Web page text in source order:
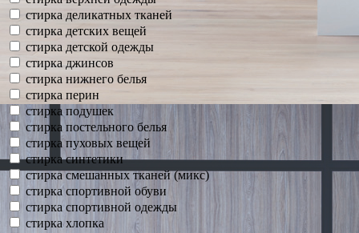
стирка деликатных тканей
стирка детских вещей
стирка детской одежды
стирка джинсов
стирка нижнего белья
стирка перин
стирка подушек
стирка постельного белья
стирка пуховых вещей
стирка синтетики
стирка смешанных тканей (микс)
стирка спортивной обуви
стирка спортивной одежды
стирка хлопка